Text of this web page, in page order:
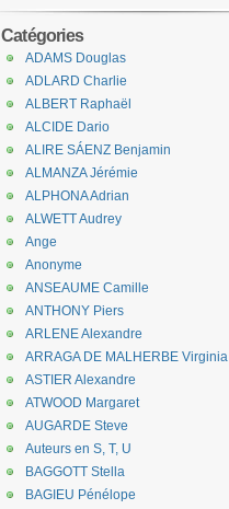
Catégories
ADAMS Douglas
ADLARD Charlie
ALBERT Raphaël
ALCIDE Dario
ALIRE SÁENZ Benjamin
ALMANZA Jérémie
ALPHONA Adrian
ALWETT Audrey
Ange
Anonyme
ANSEAUME Camille
ANTHONY Piers
ARLENE Alexandre
ARRAGA DE MALHERBE Virginia
ASTIER Alexandre
ATWOOD Margaret
AUGARDE Steve
Auteurs en S, T, U
BAGGOTT Stella
BAGIEU Pénélope